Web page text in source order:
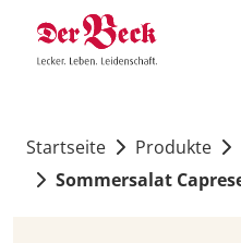
Startseite Produkte
Sommersalat